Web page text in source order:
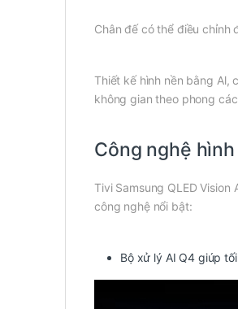
Chân đế có thể điều chỉnh
Thiết kế hình nền bằng Al,
không gian theo phong
Công nghệ
Tivi Samsung QLED
công nghệ nổi bật:
Bộ xử lý AI Q4 giúp